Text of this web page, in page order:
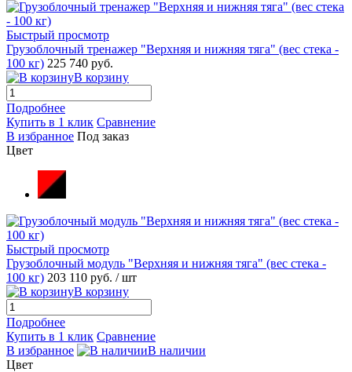
Быстрый просмотр
Грузоблочный тренажер "Верхняя и нижняя тяга" (вес стека -
100 кг) 225 740 руб.
В корзину
Подробнее
Купить в 1 клик Сравнение
В избранное Под заказ
Цвет
Быстрый просмотр
Грузоблочный модуль "Верхняя и нижняя тяга" (вес стека -
100 кг) 203 110 руб. / шт
В корзину
Подробнее
Купить в 1 клик Сравнение
В избранное
В наличии
Цвет